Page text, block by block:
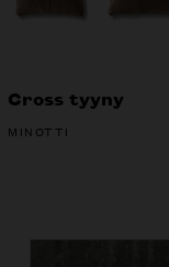
Cross tyyny
MINOTTI